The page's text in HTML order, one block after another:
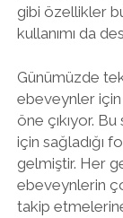
gibi özellikler
kullanımı da
Günümüzde
ebeveynler
öne çıkıyor.
için sağladığı
gelmiştir. Her
ebeveynlerin
takip